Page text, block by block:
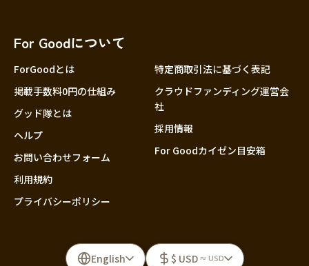
For Goodについて
ForGoodとは
掲載手数料0円の仕組み
グッド隊とは
ヘルプ
お問い合わせフォーム
利用規約
プライバシーポリシー
特定商取引法に基づく表記
クラウドファンディング運営会
社
採用情報
For Goodカイゼン目安箱
English $ USD ≈ USD